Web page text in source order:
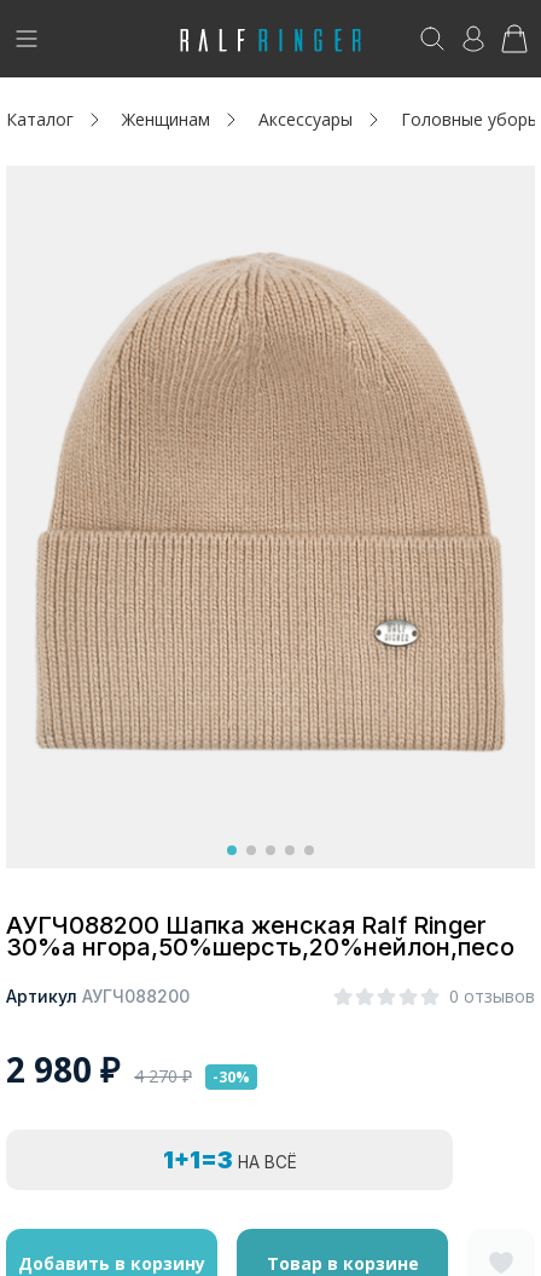
!
Новинки
Капсула
Аутлет
Акции / Новости
Адреса магазинов
Москва
Возникли вопросы? - club@ralf.ru
Каталог Женщинам Аксессуары Головные уборы
АУГЧ088200 Шапка женская Ralf Ringer
30%а нгора,50%шерсть,20%нейлон,песо
Артикул АУГЧ088200 0 отзывов
2 980 ₽ 4 270₽ -30%
1+1=3 НА ВСЁ
Добавить в корзину Товар в корзине